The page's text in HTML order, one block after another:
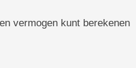
vermogen kunt berekenen